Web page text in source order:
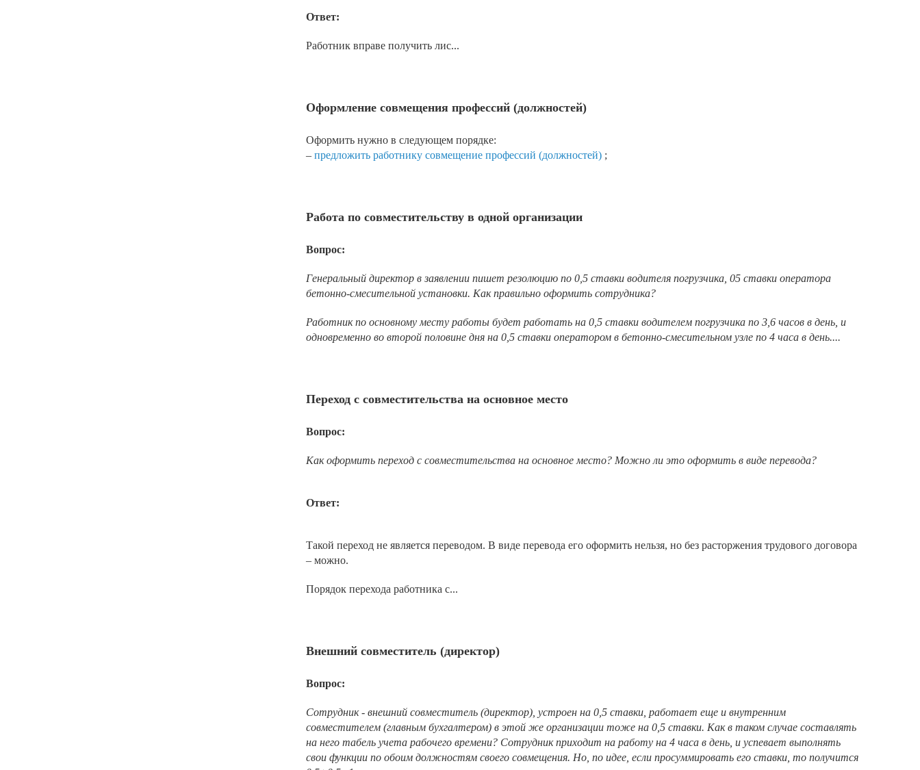
Ответ:
Работник вправе получить лис...
Оформление совмещения профессий (должностей)
Оформить нужно в следующем порядке:
– предложить работнику совмещение профессий (должностей) ;
Работа по совместительству в одной организации
Вопрос:
Генеральный директор в заявлении пишет резолюцию по 0,5 ставки водителя погрузчика, 05 ставки оператора
бетонно-смесительной установки. Как правильно оформить сотрудника?
Работник по основному месту работы будет работать на 0,5 ставки водителем погрузчика по 3,6 часов в день, и
одновременно во второй половине дня на 0,5 ставки оператором в бетонно-смесительном узле по 4 часа в день....
Переход с совместительства на основное место
Вопрос:
Как оформить переход с совместительства на основное место? Можно ли это оформить в виде перевода?
Ответ:
Такой переход не является переводом. В виде перевода его оформить нельзя, но без расторжения трудового договора
– можно.
Порядок перехода работника с...
Внешний совместитель (директор)
Вопрос:
Сотрудник - внешний совместитель (директор), устроен на 0,5 ставки, работает еще и внутренним
совместителем (главным бухгалтером) в этой же организации тоже на 0,5 ставки. Как в таком случае составлять
на него табель учета рабочего времени? Сотрудник приходит на работу на 4 часа в день, и успевает выполнять
свои функции по обоим должностям своего совмещения. Но, по идее, если просуммировать его ставки, то получится